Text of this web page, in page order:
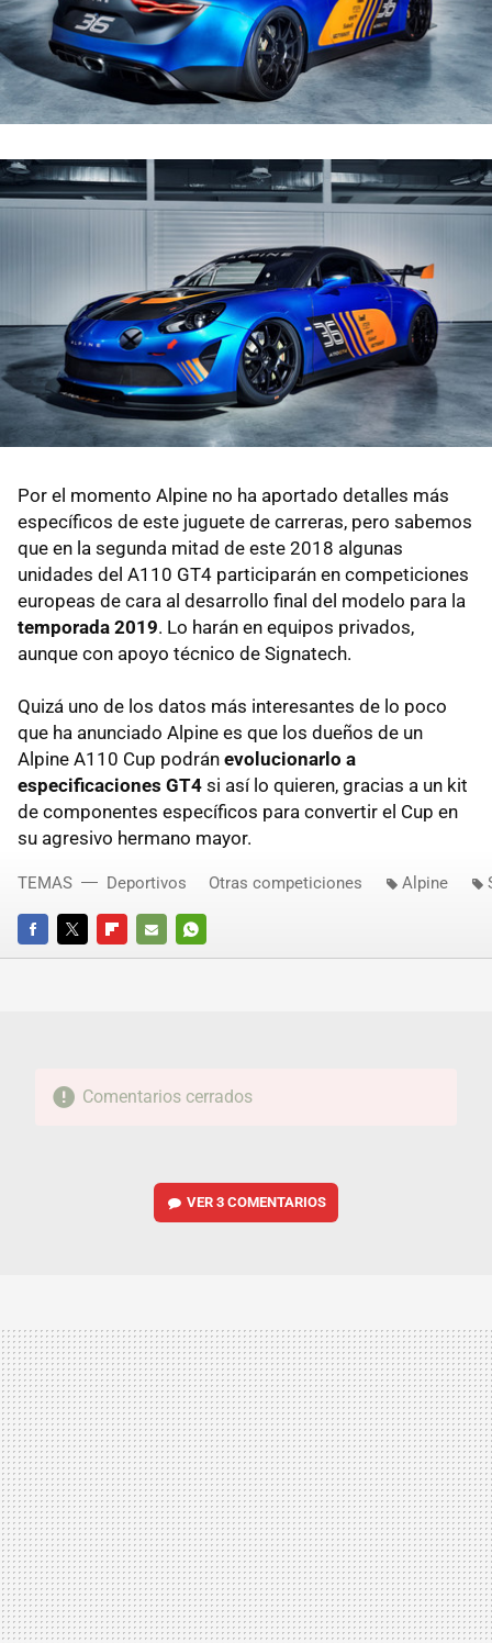
Por el momento Alpine no ha aportado detalles más
específicos de este juguete de carreras, pero sabemos
que en la segunda mitad de este 2018 algunas
unidades del A110 GT4 participarán en competiciones
europeas de cara al desarrollo final del modelo para la
temporada 2019. Lo harán en equipos privados,
aunque con apoyo técnico de Signatech.
Quizá uno de los datos más interesantes de lo poco
que ha anunciado Alpine es que los dueños de un
Alpine A110 Cup podrán evolucionarlo a
especificaciones GT4 si así lo quieren, gracias a un kit
de componentes específicos para convertir el Cup en
su agresivo hermano mayor.
FACEBOOKTWITTERFLIPBOARD
E-
WHATSAPP
TEMAS Deportivos Otras competiciones Alpine
Comentarios cerrados
VER3 COMENTARIOS